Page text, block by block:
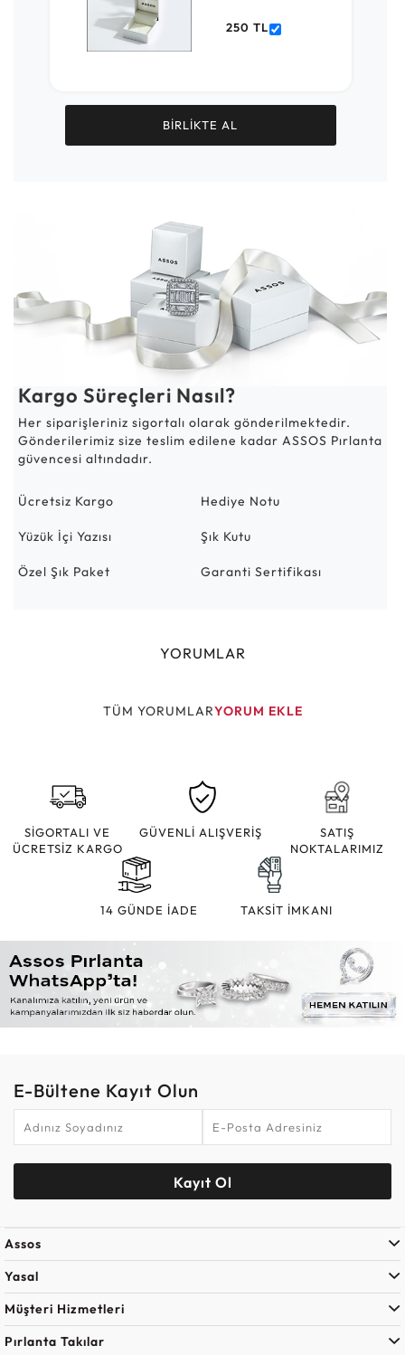
250 TL
BİRLİKTE AL
Kargo Süreçleri Nasıl?
Her siparişleriniz sigortalı olarak gönderilmektedir.
Gönderilerimiz size teslim edilene kadar ASSOS Pırlanta
güvencesi altındadır.
Ücretsiz Kargo Hediye Notu
Yüzük İçi Yazısı Şık Kutu
Özel Şık Paket Garanti Sertifikası
YORUMLAR
TÜM YORUMLARYORUM EKLE
SİGORTALI VE
ÜCRETSİZ KARGO
GÜVENLİ ALIŞVERİŞ
SATIŞ
NOKTALARIMIZ
14 GÜNDE İADE TAKSİT İMKANI
E-Bültene Kayıt Olun
Kayıt Ol
Assos
Yasal
Müşteri Hizmetleri
Pırlanta Takılar